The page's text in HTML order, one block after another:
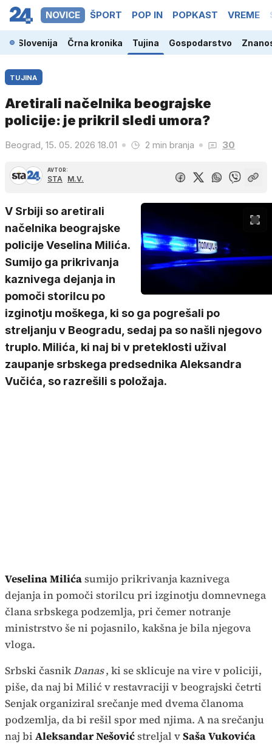
NOVICE ŠPORT POP IN POPKAST VREME
Slovenija Črna kronika Tujina Gospodarstvo
TUJINA
Aretirali načelnika beograjske
policije: je prikril sledi umora?
Beograd, 15. 05. 2026 18.01 2 min branja 30
AVTOR:
STA M.V.
V Srbiji so aretirali
načelnika beograjske
policije Veselina Milića.
Sumijo ga prikrivanja
kaznivega dejanja in
pomoči storilcu po
izginotju moškega, ki so ga pogrešali po
streljanju v Beogradu, sedaj pa so našli njegovo
truplo. Milića, ki naj bi v preteklosti užival
zaupanje srbskega predsednika Aleksandra
Vučića, so razrešili s položaja.
Veselina Milićasumijo prikrivanja kaznivega
dejanja in pomoči storilcu pri izginotju domnevnega
člana srbskega podzemlja, pri čemer notranje
ministrstvo še ni pojasnilo, kakšna je bila njegova
vloga.
Srbski časnikDanas, ki se sklicuje na vire v policiji,
piše, da naj bi Milić v restavraciji v beograjski četrti
Senjak organiziral srečanje med dvema članoma
podzemlja, da bi rešil spor med njima. A na srečanju
naj bi Aleksandar Nešovićstreljal vSaša Vukovića